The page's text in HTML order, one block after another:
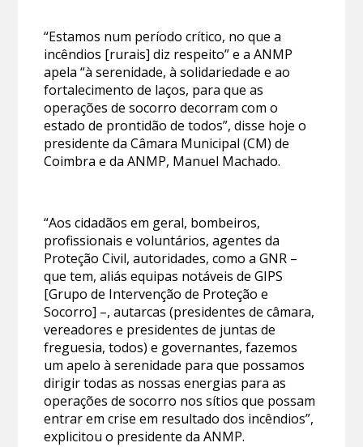
“Estamos num período crítico, no que a
incêndios [rurais] diz respeito” e a ANMP
apela “à serenidade, à solidariedade e ao
fortalecimento de laços, para que as
operações de socorro decorram com o
estado de prontidão de todos”, disse hoje o
presidente da Câmara Municipal (CM) de
Coimbra e da ANMP, Manuel Machado.
“Aos cidadãos em geral, bombeiros,
profissionais e voluntários, agentes da
Proteção Civil, autoridades, como a GNR –
que tem, aliás equipas notáveis de GIPS
[Grupo de Intervenção de Proteção e
Socorro] –, autarcas (presidentes de câmara,
vereadores e presidentes de juntas de
freguesia, todos) e governantes, fazemos
um apelo à serenidade para que possamos
dirigir todas as nossas energias para as
operações de socorro nos sítios que possam
entrar em crise em resultado dos incêndios”,
explicitou o presidente da ANMP.